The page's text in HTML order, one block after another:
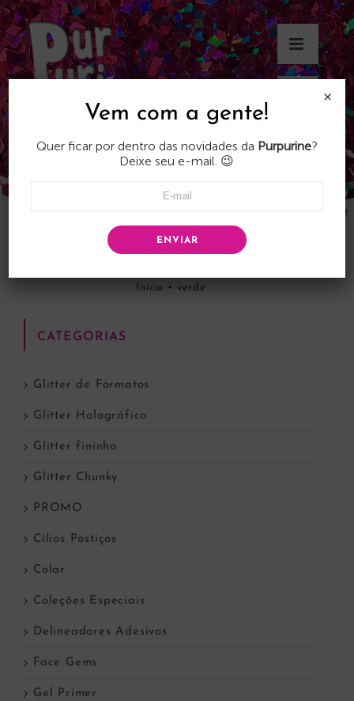
Skip
to
content
Início • verde
CATEGORIAS
Glitter de Formatos
Glitter Holográfico
Glitter fininho
Glitter Chunky
PROMO
Cílios Postiços
Colar
Coleções Especiais
Delineadores Adesivos
Face Gems
Gel Primer
Vem com a gente!
Quer ficar por dentro das novidades da Purpurine?
Deixe seu e-mail. 😉
ENVIAR
×